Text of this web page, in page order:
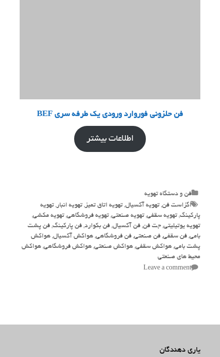
فن حلزونی فوروارد ورودی یک طرفه سری BEF
اطلاعات بیشتر
Categories
فن و دستگاه تهویه
Tags
اگزاست فن, تهویه آکسیال, تهویه اتاق تمیز, تهویه انبار, تهویه
پارکینگ, تهویه سقفی, تهویه صنعتی, تهویه فروشگاهی, تهویه مکشی,
تهویه یوتیلیتی, جت فن, فن آکسیال, فن بکوارد, فن پارکینگ, فن پشت
بامی, فن سقفی, فن صنعتی, فن فروشگاهی, هواکش آکسیال, هواکش
پشت بامی, هواکش سقفی, هواکش صنعتی, هواکش فروشگاهی, هواکش
محیط های صنعتی
Leave a comment
یاری دهندگان